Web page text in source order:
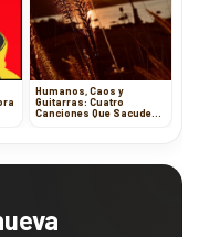
Humanos, Caos y
Guitarras: Cuatro
Canciones Que Sacuden